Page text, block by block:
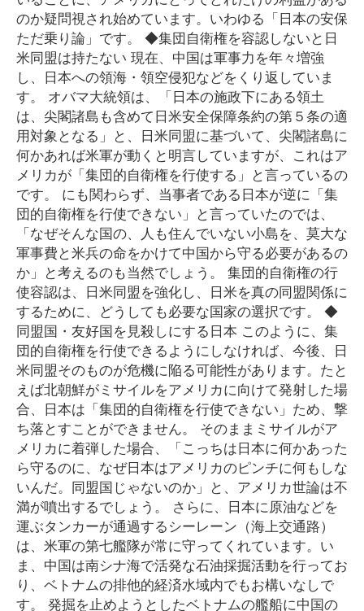
のか疑問視され始めています。いわゆる「日本の安保
ただ乗り論」です。 ◆集団自衛権を容認しないと日
米同盟は持たない 現在、中国は軍事力を年々増強
し、日本への領海・領空侵犯などをくり返していま
す。 オバマ大統領は、「日本の施政下にある領土
は、尖閣諸島も含めて日米安全保障条約の第５条の適
用対象となる」と、日米同盟に基づいて、尖閣諸島に
何かあれば米軍が動くと明言していますが、これはア
メリカが「集団的自衛権を行使する」と言っているの
です。 にも関わらず、当事者である日本が逆に「集
団的自衛権を行使できない」と言っていたのでは、
「なぜそんな国の、人も住んでいない小島を、莫大な
軍事費と米兵の命をかけて中国から守る必要があるの
か」と考えるのも当然でしょう。 集団的自衛権の行
使容認は、日米同盟を強化し、日米を真の同盟関係に
するために、どうしても必要な国家の選択です。 ◆
同盟国・友好国を見殺しにする日本 このように、集
団的自衛権を行使できるようにしなければ、今後、日
米同盟そのものが危機に陥る可能性があります。たと
えば北朝鮮がミサイルをアメリカに向けて発射した場
合、日本は「集団的自衛権を行使できない」ため、撃
ち落とすことができません。 そのままミサイルがア
メリカに着弾した場合、「こっちは日本に何かあった
ら守るのに、なぜ日本はアメリカのピンチに何もしな
いんだ。同盟国じゃないのか」と、アメリカ世論は不
満が噴出するでしょう。 さらに、日本に原油などを
運ぶタンカーが通過するシーレーン（海上交通路）
は、米軍の第七艦隊が常に守ってくれています。い
ま、中国は南シナ海で活発な石油採掘活動を行ってお
り、ベトナムの排他的経済水域内でもお構いなしで
す。 発掘を止めようとしたベトナムの艦船に中国の